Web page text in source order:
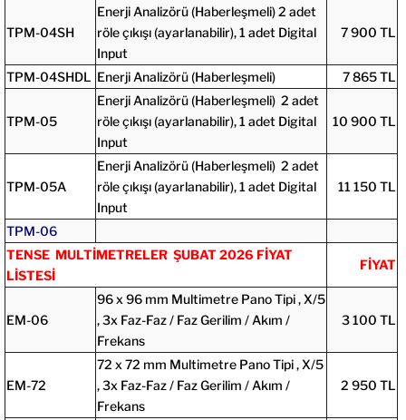
TPM-04SH
Enerji Analizörü (Haberleşmeli) 2 adet
röle çıkışı (ayarlanabilir), 1 adet Digital
Input
7 900 TL
TPM-04SHDL Enerji Analizörü (Haberleşmeli) 7 865 TL
TPM-05
Enerji Analizörü (Haberleşmeli) 2 adet
röle çıkışı (ayarlanabilir), 1 adet Digital
Input
10 900 TL
TPM-05A
Enerji Analizörü (Haberleşmeli) 2 adet
röle çıkışı (ayarlanabilir), 1 adet Digital
Input
11 150 TL
TPM-06
TENSE MULTİMETRELER ŞUBAT 2026 FİYAT
LİSTESİ
FİYAT
EM-06
96 x 96 mm Multimetre Pano Tipi , X/5
, 3x Faz-Faz / Faz Gerilim / Akım /
Frekans
3 100 TL
EM-72
72 x 72 mm Multimetre Pano Tipi , X/5
, 3x Faz-Faz / Faz Gerilim / Akım /
Frekans
2 950 TL